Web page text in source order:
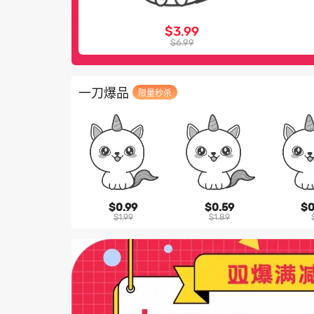
$3.99
$6.99
一刀爆品 限量秒杀
$0.99
$1.99
$0.59
$1.89